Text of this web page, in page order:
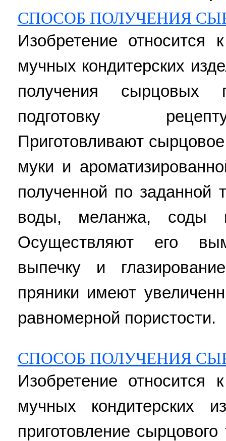
СПОСОБ ПОЛУЧЕНИЯ
Изобретение относится
мучных кондитерских
получения сырцовых
подготовку
Приготовливают
муки и
полученной по заданной
воды, меланжа, соды
Осуществляют его
выпечку и
пряники имеют
равномерной пористости.
СПОСОБ ПОЛУЧЕНИЯ
Изобретение относится
мучных кондитерских
приготовление